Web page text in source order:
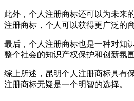
此外，个人注册商标还可以为未来
注册商标，个人可以获得更广泛的
最后，个人注册商标也是一种对知
整个社会的知识产权保护和创新氛
综上所述，昆明个人注册商标具有
注册商标无疑是一个明智的选择。